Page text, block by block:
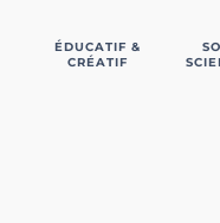
ÉDUCATIF &
CRÉATIF